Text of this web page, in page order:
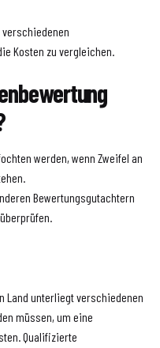
Kosten zu vergleichen.
werden, wenn Zweifel an
Bewertungsgutachtern
Land unterliegt verschiedenen
müssen, um eine
Qualifizierte